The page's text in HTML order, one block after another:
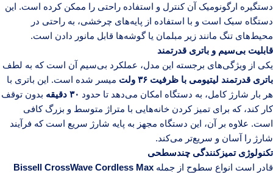
دستگیره ارگونومیک آن کنترل و استفاده راحتی را ممکن کرده است. این
دستگاه سبک است و با استفاده از پایه‌های چرخشی، به راحتی در
محیط‌های تنگ مانند زیر مبلمان یا گوشه‌ها قابل مانور دادن است.
قابلیت بی‌سیم و باتری قدرتمند
یکی از ویژگی‌های برجسته این مدل، عملکرد بی‌سیم آن است که به لطف
باتری قدرتمند لیتیومی با ظرفیت ۳۶ ولت
میسر شده است. این باتری با
هر بار شارژ کامل، به دستگاه امکان می‌دهد تا حدود ۳۰ دقیقه
بدون توقف
کار کند، که برای تمیز کردن خانه‌هایی با متراژ متوسط و بزرگ کافی
است. علاوه بر آن، این دستگاه مجهز به پایه شارژ سریع است که فرآیند
شارژ را آسان و سریع‌تر می‌کند.
تکنولوژی تمیزکنندگی چندسطحی
Bissell CrossWave Cordless Max